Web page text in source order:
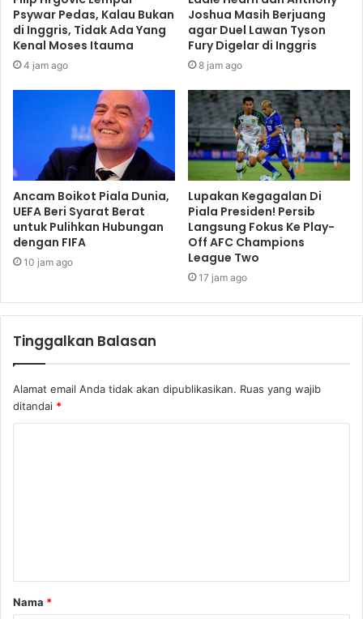
Psywar Pedas, Kalau Bukan
di Inggris, Tidak Ada Yang
Kenal Moses Itauma
4 jam ago
Joshua Masih Berjuang
agar Duel Lawan Tyson
Fury Digelar di Inggris
8 jam ago
Ancam Boikot Piala Dunia,
UEFA Beri Syarat Berat
untuk Pulihkan Hubungan
dengan FIFA
10 jam ago
Lupakan Kegagalan Di
Piala Presiden! Persib
Langsung Fokus Ke Play-
Off AFC Champions
League Two
17 jam ago
Tinggalkan Balasan
Alamat email Anda tidak akan dipublikasikan. Ruas yang wajib
ditandai *
Nama *